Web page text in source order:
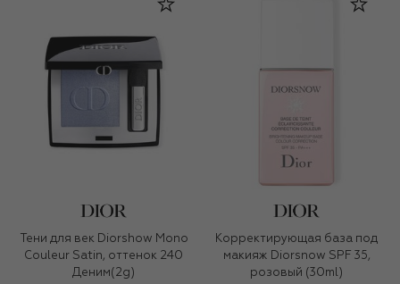
Тени для век Diorshow Mono
Couleur Satin, оттенок 240
Деним(2g)
Корректирующая база под
макияж Diorsnow SPF 35,
розовый (30ml)